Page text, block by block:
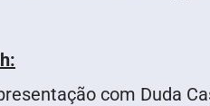
com Duda